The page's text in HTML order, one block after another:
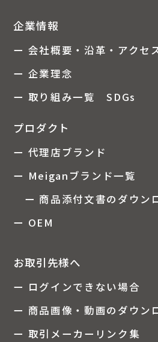
企業情報
ー 会社概要・沿革・アクセ
ー 企業理念
ー 取り組み一覧 SDGs
プロダクト
ー 代理店ブランド
ー Meiganブランド一覧
ー 商品添付文書のダウン
ー OEM
お取引先様へ
ー ログインできない場合
ー 商品画像・動画のダウン
ー 取引メーカーリンク集